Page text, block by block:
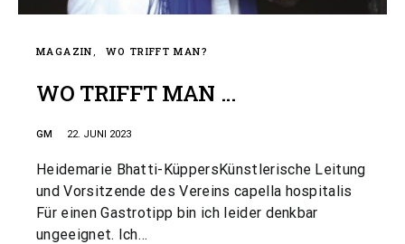
MAGAZIN WO TRIFFT MAN?
WO TRIFFT MAN …
GM 22. JUNI 2023
Heidemarie Bhatti-KüppersKünstlerische Leitung
und Vorsitzende des Vereins capella hospitalis
Für einen Gastrotipp bin ich leider denkbar
ungeeignet. Ich…